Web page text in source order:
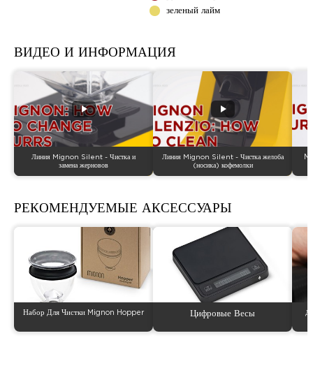
зеленый лайм
ВИДЕО И ИНФОРМАЦИЯ
Линия Mignon Silent - Чистка и
замена жерновов
Линия Mignon Silent - Чистка желоба
(носика) кофемолки
РЕКОМЕНДУЕМЫЕ АКСЕССУАРЫ
Набор Для Чистки Mignon Hopper Цифровые Весы